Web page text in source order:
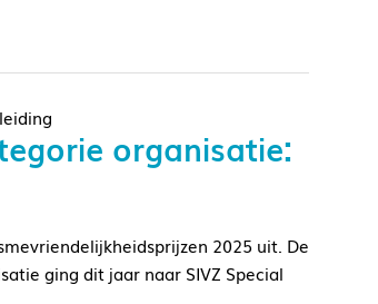
organisatie:
2025 uit. De
ging dit jaar naar SIVZ Special